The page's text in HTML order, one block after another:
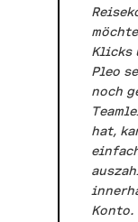
Klicks
Pleo
noch
hat,